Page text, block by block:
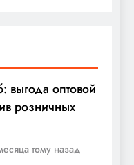
выгода оптовой
розничных
тому назад